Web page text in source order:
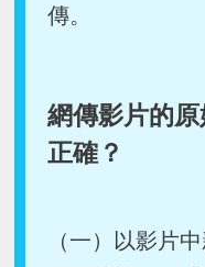
傳。
網傳影片的
正確？
（一）以影片